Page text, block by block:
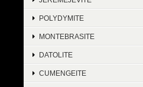
POLYDYMITE
MONTEBRASITE
DATOLITE
CUMENGEITE